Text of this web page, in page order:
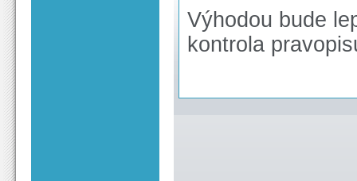
Výhodou bude
kontrola